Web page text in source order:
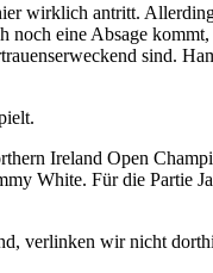
wirklich antritt.
noch eine Absage
sind.
Ireland Open
White. Für die Partie
verlinken wir nicht